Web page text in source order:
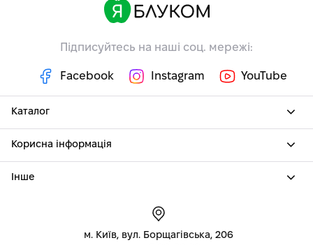
Підписуйтесь на наші соц. мережі:
Facebook Instagram YouTube
Каталог
Корисна інформація
Інше
м. Київ, вул. Борщагівська, 206